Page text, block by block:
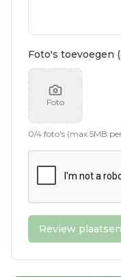
Foto's toevoegen
Foto
0/4 foto's (max 5MB
Review plaatsen